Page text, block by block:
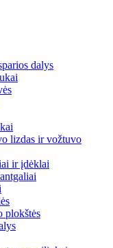
dalys
lizdas ir vožtuvo
ir įdėklai
plokštės